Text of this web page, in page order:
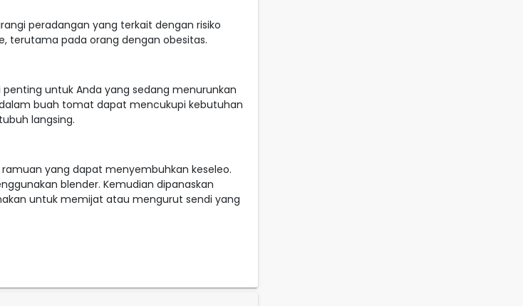
peradangan yang terkait dengan risiko
terutama pada orang dengan obesitas.
untuk Anda yang sedang menurunkan
buah tomat dapat mencukupi kebutuhan
langsing.
yang dapat menyembuhkan keseleo.
blender. Kemudian dipanaskan
untuk memijat atau mengurut sendi yang